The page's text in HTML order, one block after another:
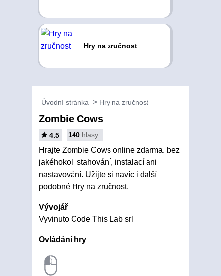
Hry na zručnost
Úvodní stránka Hry na zručnost
Zombie Cows
4.5 140 hlasy
Hrajte Zombie Cows online zdarma, bez
jakéhokoli stahování, instalací ani
nastavování. Užijte si navíc i další
podobné Hry na zručnost.
Vývojář
Vyvinuto Code This Lab srl
Ovládání hry